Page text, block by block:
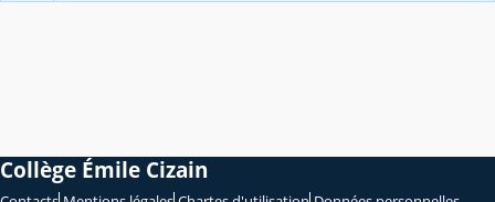
Collège Émile Cizain